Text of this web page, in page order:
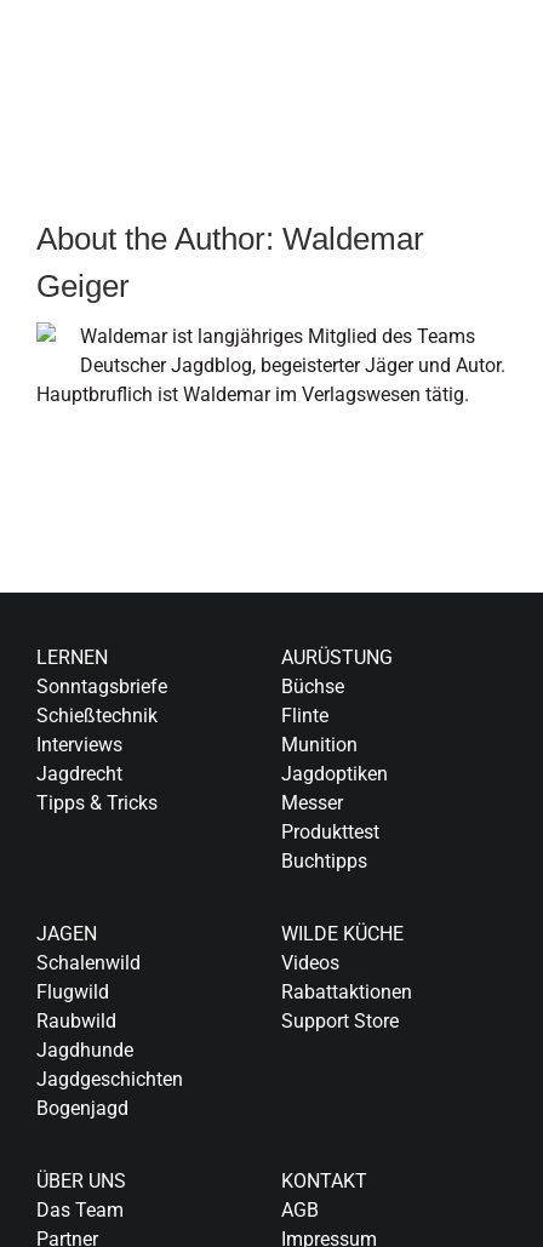
About the Author: Waldemar
Geiger
Waldemar ist langjähriges Mitglied des Teams
Deutscher Jagdblog, begeisterter Jäger und Autor.
Hauptbruflich ist Waldemar im Verlagswesen tätig.
LERNEN
Sonntagsbriefe
Schießtechnik
Interviews
Jagdrecht
Tipps & Tricks
AURÜSTUNG
Büchse
Flinte
Munition
Jagdoptiken
Messer
Produkttest
Buchtipps
JAGEN
Schalenwild
Flugwild
Raubwild
Jagdhunde
Jagdgeschichten
Bogenjagd
WILDE KÜCHE
Videos
Rabattaktionen
Support Store
ÜBER UNS
Das Team
Partner
KONTAKT
AGB
Impressum